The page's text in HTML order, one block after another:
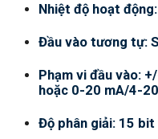
Nhiệt độ hoạt
Đầu vào tương tự:
Phạm vi đầu vào:
hoặc 0-20 mA/4-
Độ phân giải: 15